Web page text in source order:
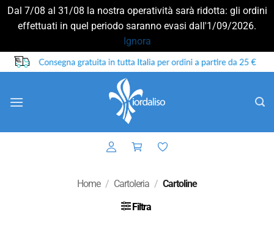
Dal 7/08 al 31/08 la nostra operatività sarà ridotta: gli ordini
effettuati in quel periodo saranno evasi dall'1/09/2026.
Ignora
Salta
ai
Home / Cartoleria / Cartoline
Filtra